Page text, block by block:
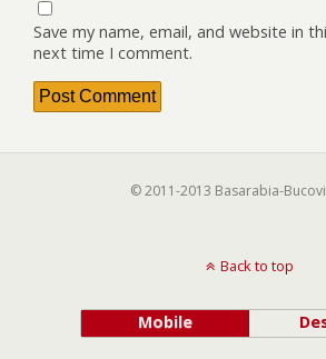
Save my name, email, and website in
next time I comment.
© 2011-2013 Basarabia-
Back to top
Mobile